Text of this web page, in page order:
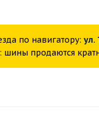
по навигатору: ул.
шины продаются